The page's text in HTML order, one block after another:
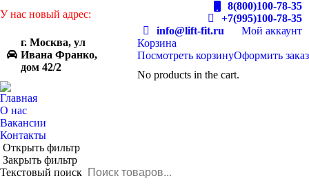
У нас новый адрес:
г. Москва, ул
Ивана Франко,
дом 42/2
8(800)100-78-35
+7(995)100-78-35
info@lift-fit.ru
Мой аккаунт
Корзина
Посмотреть корзинуОформить заказ
No products in the cart.
Главная
О нас
Вакансии
Контакты
Открыть фильтр
Закрыть фильтр
Текстовый поиск